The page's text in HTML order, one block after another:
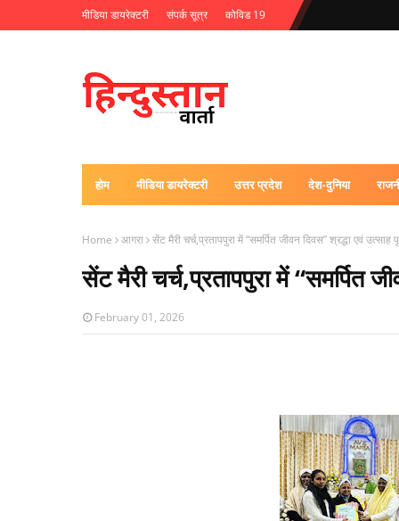
मीडिया डायरेक्टरी संपर्क सूत्र कोविड 19
होम मीडिया डायरेक्टरी उत्तर प्रदेश देश-दुनिया
Home आगरा सेंट मैरी चर्च,प्रतापपुरा में “समर्पित जीवन दिवस” श्रद्धा एवं
सेंट मैरी चर्च,प्रतापपुरा में “समर्पित
February 01, 2026